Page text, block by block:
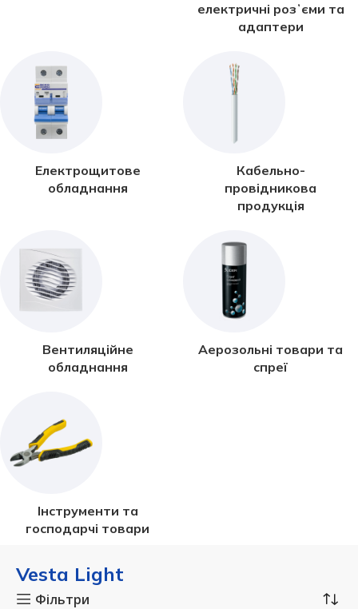
електричні розʼєми та
адаптери
Електрощитове
обладнання
Кабельно-
провідникова
продукція
Вентиляційне
обладнання
Аерозольні товари та
спреї
Інструменти та
господарчі товари
Vesta Light
Фільтри